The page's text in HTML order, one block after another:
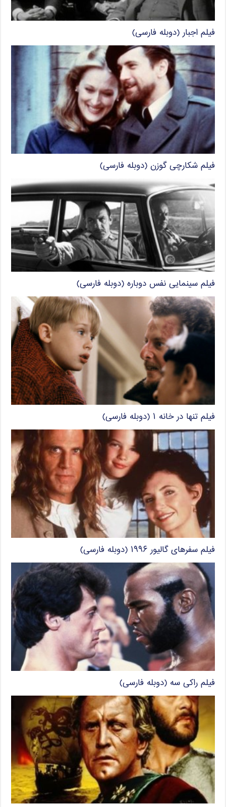
فیلم اجبار (دوبله فارسی)
فیلم شکارچی گوزن (دوبله فارسی)
فیلم سینمایی نفس دوباره (دوبله فارسی)
فیلم تنها در خانه ۱ (دوبله فارسی)
فیلم سفرهای گالیور ۱۹۹۶ (دوبله فارسی)
فیلم راکی سه (دوبله فارسی)